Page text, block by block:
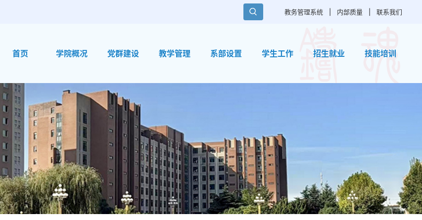
教务管理系统 内部质量 联系我们
首页 学院概况 党群建设 教学管理 系部设置 学生工作 招生就业 技能培训